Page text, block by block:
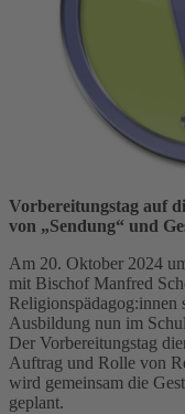
Vorbereitungstag auf
von „Sendung“ und
Am 20. Oktober 2024
mit Bischof Manfred
Religionspädagog:innen
Ausbildung nun im
Der Vorbereitungstag
Auftrag und Rolle von
wird gemeinsam die
geplant.